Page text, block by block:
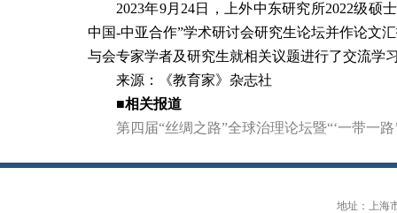
2023年9月 24日，上外中东研究所2022级硕
中国-中亚合作”学术研讨会研究生论坛并作论文
与会专家学者及研究生就相关议题进行了交流学
来源：《教育家》杂志社
■相关报道
第四届“丝绸之路”全球治理论坛暨“‘一带一
地址：上海